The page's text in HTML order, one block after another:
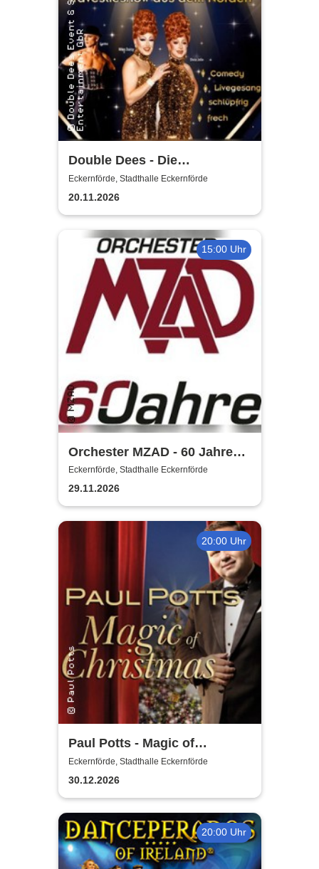
Double Dees - Die
Travestieshow aus dem
Norden
Eckernförde, Stadthalle Eckernförde
20.11.2026
15:00 Uhr
Orchester MZAD - 60 Jahre
Jubiläumskonzert
Eckernförde, Stadthalle Eckernförde
29.11.2026
20:00 Uhr
Paul Potts - Magic of
Christmas
Eckernförde, Stadthalle Eckernförde
30.12.2026
20:00 Uhr